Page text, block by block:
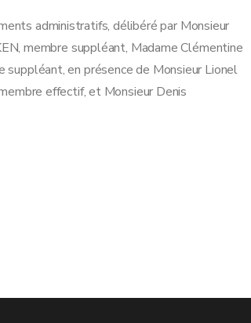
administratifs, délibéré par Monsieur
membre suppléant, Madame Clémentine
suppléant, en présence de Monsieur Lionel
effectif, et Monsieur Denis